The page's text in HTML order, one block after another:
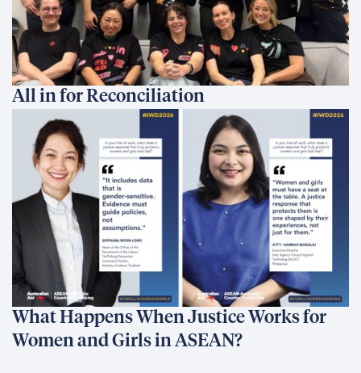
All in for Reconciliation
What Happens When Justice Works for
Women and Girls in ASEAN?